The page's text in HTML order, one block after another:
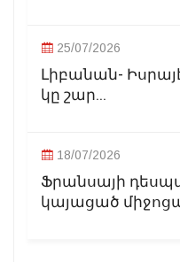
25/07/2026
Լիբանան-
կը շար...
18/07/2026
Ֆրանսայի
կայացած